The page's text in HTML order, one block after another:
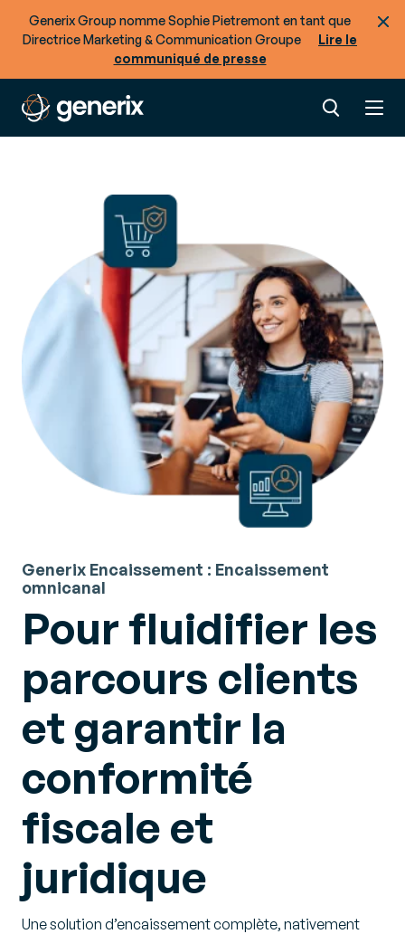
Generix Group nomme Sophie Pietremont en tant que
Directrice Marketing & Communication Groupe
Lire le
communiqué de presse
Generix Encaissement : Encaissement
omnicanal
Pour fluidifier les
parcours clients
et garantir la
conformité
fiscale et
juridique
Une solution d’encaissement complète, nativement